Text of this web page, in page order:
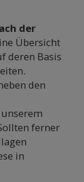
der
Übersicht
deren Basis
den
ferner
in